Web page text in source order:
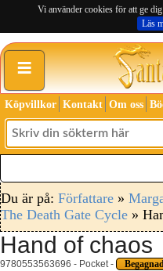
Vi använder cookies för att ge
Läs
≡
Köpvillkor Kontakt Om oss
Du är på: Författare »
The Death Gate Cycle »
Hand of chaos
9780553563696 - Pocket -